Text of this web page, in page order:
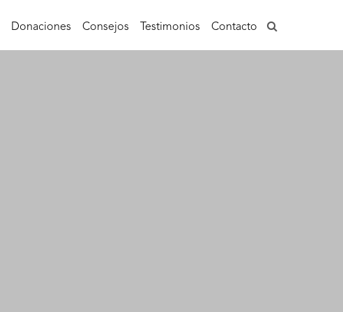
Donaciones Consejos Testimonios Contacto